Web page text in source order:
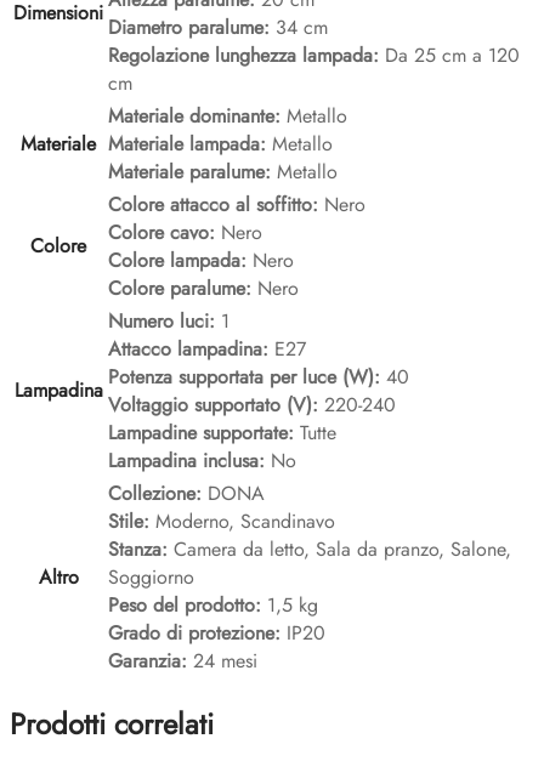
Dimensioni
Diametro paralume: 34 cm
Regolazione lunghezza lampada: Da 25 cm a 120
cm
Materiale
Materiale dominante: Metallo
Materiale lampada: Metallo
Materiale paralume: Metallo
Colore
Colore attacco al soffitto: Nero
Colore cavo: Nero
Colore lampada: Nero
Colore paralume: Nero
Lampadina
Numero luci: 1
Attacco lampadina: E27
Potenza supportata per luce (W): 40
Voltaggio supportato (V): 220-240
Lampadine supportate: Tutte
Lampadina inclusa: No
Altro
Collezione: DONA
Stile: Moderno, Scandinavo
Stanza: Camera da letto, Sala da pranzo, Salone,
Soggiorno
Peso del prodotto: 1,5 kg
Grado di protezione: IP20
Garanzia: 24 mesi
Prodotti correlati